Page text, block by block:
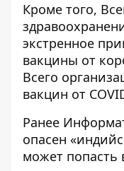
Кроме того,
экстренное
вакцины от
Всего
вакцин от
Ранее
опасен
может попасть